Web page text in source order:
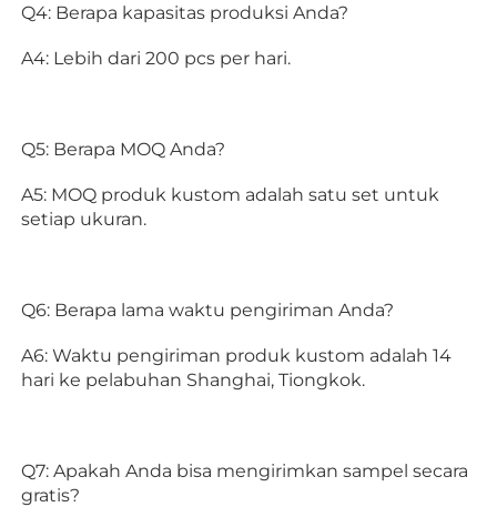
Q4: Berapa kapasitas produksi Anda?
A4: Lebih dari 200 pcs per hari.
Q5: Berapa MOQ Anda?
A5: MOQ produk kustom adalah satu set untuk
setiap ukuran.
Q6: Berapa lama waktu pengiriman Anda?
A6: Waktu pengiriman produk kustom adalah 14
hari ke pelabuhan Shanghai, Tiongkok.
Q7: Apakah Anda bisa mengirimkan sampel secara
gratis?